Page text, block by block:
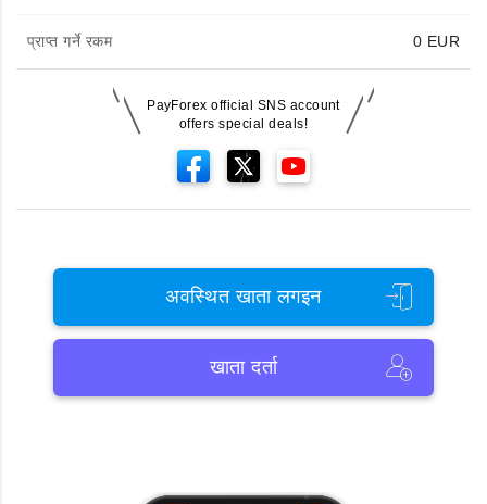
प्राप्त गर्ने रकम 0 EUR
PayForex official SNS account
offers special deals!
अवस्थित खाता लगइन
खाता दर्ता